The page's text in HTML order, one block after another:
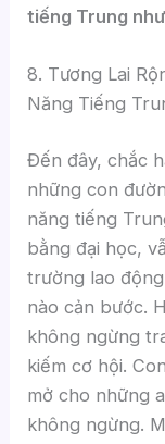
tiếng Trung
8. Tương Lai
Năng Tiếng
Đến đây, chắc
những con
năng tiếng
bằng đại học,
trường lao
nào cản bước.
không ngừng
kiếm cơ hội.
mở cho những
không ngừng.